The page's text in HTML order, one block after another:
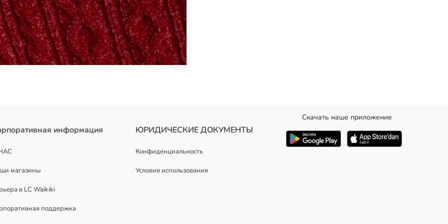
информация
магазины
в LC Waikiki
поддержка
ЮРИДИЧЕСКИЕ ДОКУМЕНТЫ
Конфиденциальность
Условия использования
Скачать наше приложение